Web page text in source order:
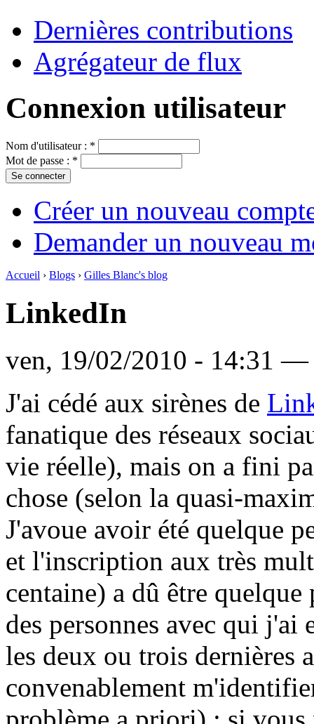
Dernières contributions
Agrégateur de flux
Connexion utilisateur
Nom d'utilisateur : *
Mot de passe : *
Créer un nouveau
Demander un nouveau
Accueil › Blogs › Gilles Blanc's blog
LinkedIn
ven, 19/02/2010 - 14:31
J'ai cédé aux sirènes de
fanatique des réseaux
vie réelle), mais on a fini
chose (selon la quasi-
J'avoue avoir été quelque
et l'inscription aux très
centaine) a dû être
des personnes avec qui j'ai
les deux ou trois dernières
convenablement